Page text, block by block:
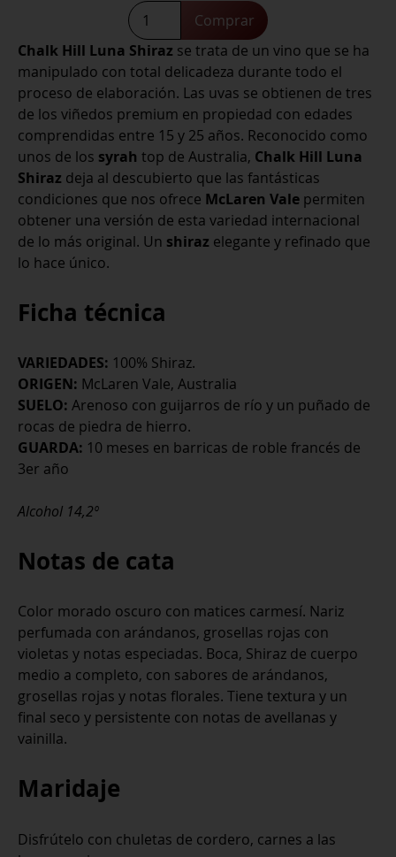
Chalk
Hill
Luna
Shiraz
2021
cantidad
Comprar
Chalk Hill Luna Shiraz se trata de un vino que se ha
manipulado con total delicadeza durante todo el
proceso de elaboración. Las uvas se obtienen de tres
de los viñedos premium en propiedad con edades
comprendidas entre 15 y 25 años. Reconocido como
unos de los syrah top de Australia, Chalk Hill Luna
Shiraz deja al descubierto que las fantásticas
condiciones que nos ofrece McLaren Vale permiten
obtener una versión de esta variedad internacional
de lo más original. Un shiraz elegante y refinado que
lo hace único.
Ficha técnica
VARIEDADES: 100% Shiraz.
ORIGEN: McLaren Vale, Australia
SUELO: Arenoso con guijarros de río y un puñado de
rocas de piedra de hierro.
GUARDA: 10 meses en barricas de roble francés de
3er año
Alcohol 14,2º
Notas de cata
Color morado oscuro con matices carmesí. Nariz
perfumada con arándanos, grosellas rojas con
violetas y notas especiadas. Boca, Shiraz de cuerpo
medio a completo, con sabores de arándanos,
grosellas rojas y notas florales. Tiene textura y un
final seco y persistente con notas de avellanas y
vainilla.
Maridaje
Disfrútelo con chuletas de cordero, carnes a las